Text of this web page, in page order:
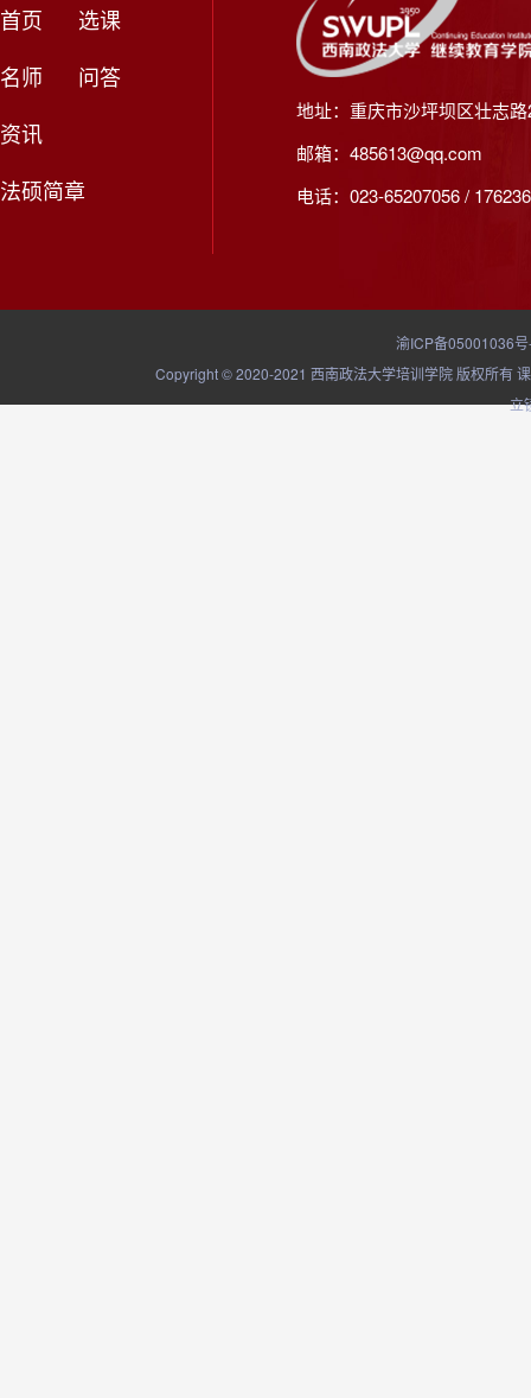
首页
选课
名师
问答
资讯
法硕简章
地址：重庆市沙坪坝区壮志
邮箱：485613@qq.com
电话：023-65207056 /
渝ICP备05001036
Copyright © 2020-2021 西南政法大学培训学院 版权所有
立